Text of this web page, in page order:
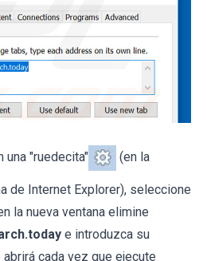
una "ruedecita" (en la
de Internet Explorer), seleccione
la nueva ventana elimine
e introduzca su
cada vez que ejecute